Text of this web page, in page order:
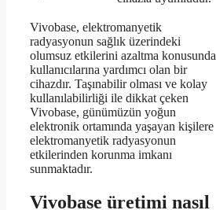
Vivobase, elektromanyetik
radyasyonun sağlık üzerindeki
olumsuz etkilerini azaltma konusunda
kullanıcılarına yardımcı olan bir
cihazdır. Taşınabilir olması ve kolay
kullanılabilirliği ile dikkat çeken
Vivobase, günümüzün yoğun
elektronik ortamında yaşayan kişilere
elektromanyetik radyasyonun
etkilerinden korunma imkanı
sunmaktadır.
Vivobase üretimi nasıl